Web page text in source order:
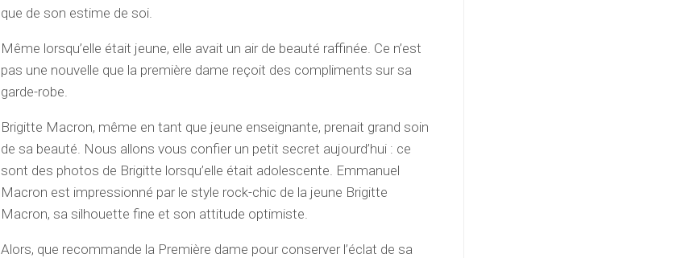
que de son estime de soi.
Même lorsqu’elle était jeune, elle avait un air de beauté raffinée. Ce n’est
pas une nouvelle que la première dame reçoit des compliments sur sa
garde-robe.
Brigitte Macron, même en tant que jeune enseignante, prenait grand soin
de sa beauté. Nous allons vous confier un petit secret aujourd’hui : ce
sont des photos de Brigitte lorsqu’elle était adolescente. Emmanuel
Macron est impressionné par le style rock-chic de la jeune Brigitte
Macron, sa silhouette fine et son attitude optimiste.
Alors, que recommande la Première dame pour conserver l’éclat de sa